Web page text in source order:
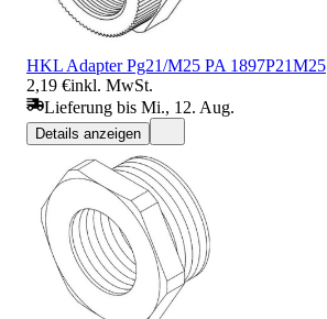
HKL Adapter Pg21/M25 PA 1897P21M25
2,19 €inkl. MwSt.
Lieferung bis Mi., 12. Aug.
Details anzeigen